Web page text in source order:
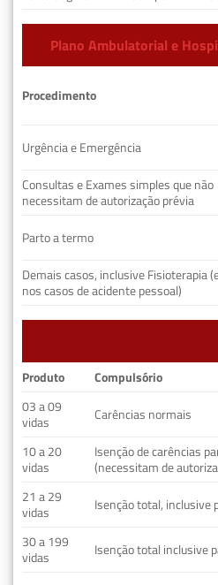
Plano Ambulatorial e
Procedimento
Urgência e Emergência
Consultas e Exames simples que não
necessitam de autorização prévia
Parto a termo
Demais casos, inclusive Fisioterapia
nos casos de acidente pessoal)
Produto
Compulsório
03 a 09
vidas
Carências normais
10 a 20
vidas
Isenção de carências
(necessitam de
21 a 29
vidas
Isenção total, inclusive
30 a 199
vidas
Isenção total inclusive